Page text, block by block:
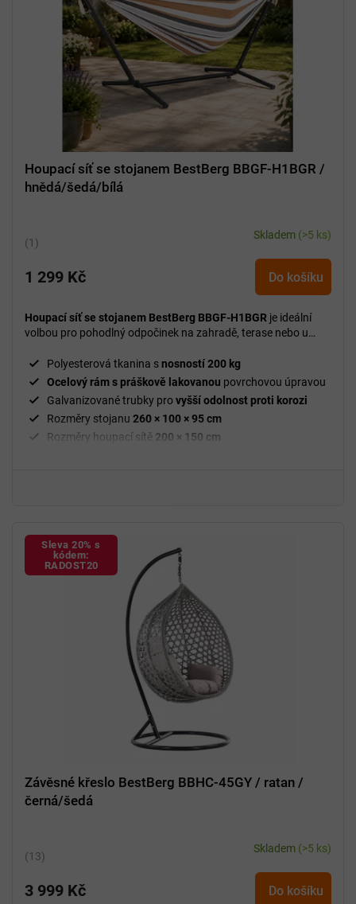
Houpací síť se stojanem BestBerg BBGF-H1BGR /
hnědá/šedá/bílá
Průměrné
produktu
5,0
z
hvězdiček.
Skladem (>5 ks)
1 299 Kč Do košíku
Houpací síť se stojanem BestBerg BBGF-H1BGR je ideální
volbou pro pohodlný odpočinek na zahradě, terase nebo u
Polyesterová tkanina snosností 200 kg
Ocelový rám s práškově lakovanou povrchovou úpravou
Galvanizované trubky provyšší odolnost proti korozi
Rozměry stojanu 260 × 100 × 95 cm
Rozměry houpací sítě 200 × 150 cm
Sleva 20% s
kódem:
RADOST20
Závěsné křeslo BestBerg BBHC-45GY / ratan /
černá/šedá
Průměrné
produktu
Skladem (>5 ks)
3 999 Kč Do košíku